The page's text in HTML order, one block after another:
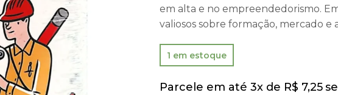
em alta e no empreendedorismo.
valiosos sobre formação, mercado
1 em estoque
Parcele em até 3x de R$ 7,25